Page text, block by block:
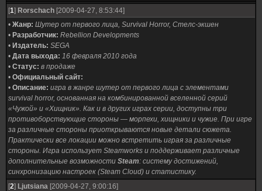
[1] Rorschach [2009-04-27, 8:53:44]
• Жанр: Шутер от первого лица, Survival Horror, Стелс-экшен
• Разработчик: Rebellion Developments
• Издатель: SEGA
• Дата выхода: 16 февраля 2010 года
• Статус: в продаже
• Официальный сайт:
• Описание: игра в жанре шутер от первого лица с элементами
survival horror, основанная на комбинированной вселенной серий
«Чужой» и «Хищник». Как и в других играх серии, доступны три
противоборствующие стороны — морпехи, хищники и чужие. При игре
за различные стороны приоткрываются новые детали сюжета.
Практически все локации можно встретить играя за различные
стороны. Игра использует Steamworks и поддерживает различные
дополнительные возможности Steam: систему достижений,
синхронизацию настроек (Steam Cloud) и статистику.
[2] Ljutsiana [2009-04-27, 9:00:16]